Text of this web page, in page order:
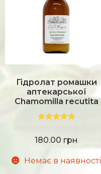
Гідролат ромашки
аптекарської
Chamomilla recutita
5.00з 5
180.00 грн
Немає в наявності